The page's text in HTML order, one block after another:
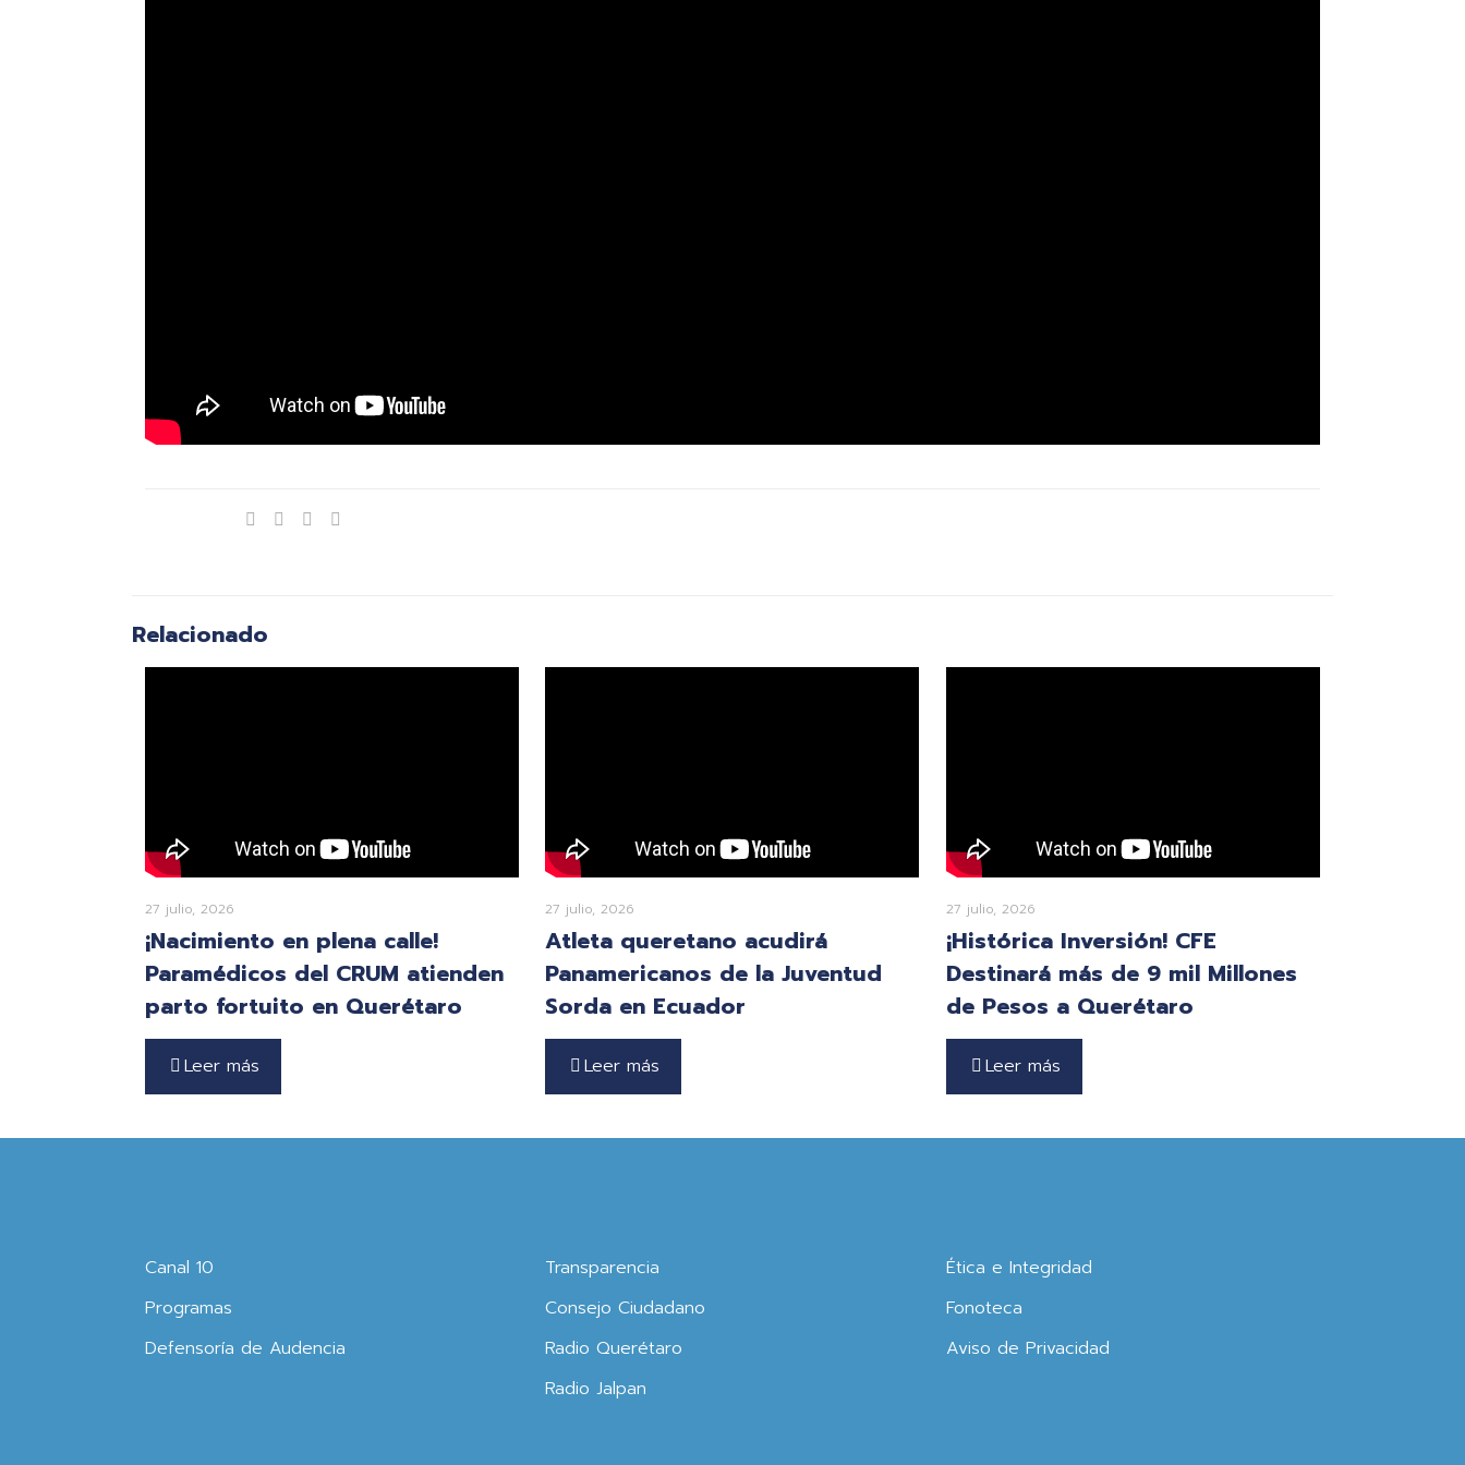
Relacionado
27 julio, 2026
¡Nacimiento en plena calle!
Paramédicos del CRUM atienden
parto fortuito en Querétaro
Leer más
27 julio, 2026
Atleta queretano acudirá
Panamericanos de la Juventud
Sorda en Ecuador
Leer más
27 julio, 2026
¡Histórica Inversión! CFE
Destinará más de 9 mil Millones
de Pesos a Querétaro
Leer más
Canal 10
Programas
Defensoría de Audencia
Transparencia
Consejo Ciudadano
Radio Querétaro
Radio Jalpan
Ética e Integridad
Fonoteca
Aviso de Privacidad